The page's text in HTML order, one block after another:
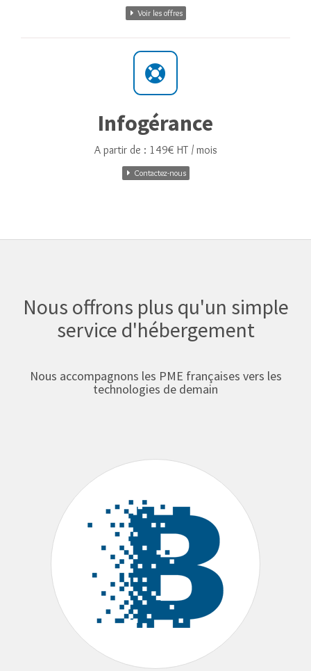
Voir les offres
Infogérance
A partir de : 149€ HT / mois
Contactez-nous
Nous offrons plus qu'un simple
service d'hébergement
Nous accompagnons les PME françaises vers les
technologies de demain